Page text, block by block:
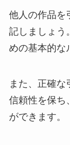
他人の作品を
記しましょう
めの基本的な
また、正確
信頼性を保ち
ができます。